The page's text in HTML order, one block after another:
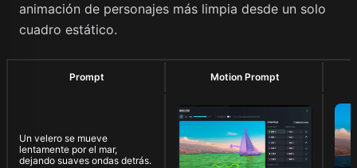
animación de personajes más limpia desde un solo
cuadro estático.
Prompt Motion Prompt
Un velero se mueve
lentamente por el mar,
dejando suaves ondas detrás.